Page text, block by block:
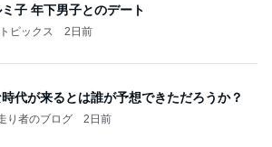
子 年下男子とのデート
ピックス 2日前
代が来るとは誰が予想できただろうか？
り者のブログ 2日前